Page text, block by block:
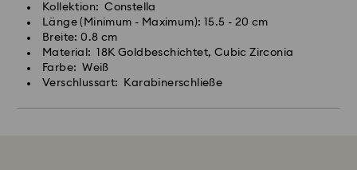
Kollektion: Constella
Länge (Minimum - Maximum): 15.5 - 20 cm
Breite: 0.8 cm
Material: 18K Goldbeschichtet, Cubic Zirconia
Farbe: Weiß
Verschlussart: Karabinerschließe